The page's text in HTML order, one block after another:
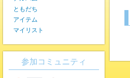
ともだち
アイテム
マイリスト
参加コミュニティ